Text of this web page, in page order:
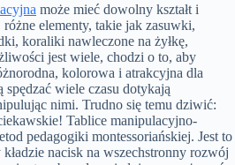
może mieć dowolny kształt i
elementy, takie jak zasuwki,
koraliki nawleczone na żyłkę,
jest wiele, chodzi o to, aby
kolorowa i atrakcyjna dla
wiele czasu dotykają
nimi. Trudno się temu dziwić:
Tablice manipulacyjno-
pedagogiki montessoriańskiej. Jest to
nacisk na wszechstronny rozwój